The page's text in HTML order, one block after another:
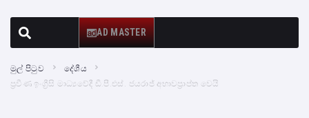
AD MASTER
මුල් පිටුව
දේශීය
ප්‍රවීණ ඉංග්‍රීසි මාධ්‍යවේදී ඩී.පී.එස්. ජයරාජ් අභාවප්‍රාප්ත වෙයි